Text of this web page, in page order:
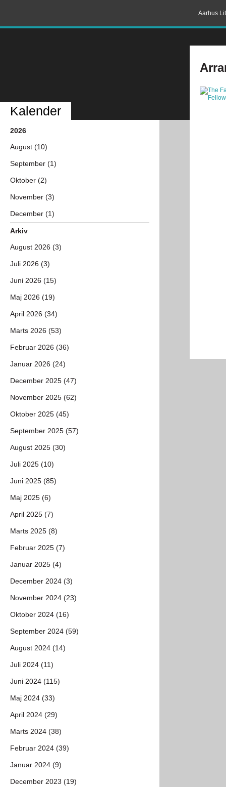
Aarhus
Kalender
2026
August (10)
September (1)
Oktober (2)
November (3)
December (1)
Arkiv
August 2026 (3)
Juli 2026 (3)
Juni 2026 (15)
Maj 2026 (19)
April 2026 (34)
Marts 2026 (53)
Februar 2026 (36)
Januar 2026 (24)
December 2025 (47)
November 2025 (62)
Oktober 2025 (45)
September 2025 (57)
August 2025 (30)
Juli 2025 (10)
Juni 2025 (85)
Maj 2025 (6)
April 2025 (7)
Marts 2025 (8)
Februar 2025 (7)
Januar 2025 (4)
December 2024 (3)
November 2024 (23)
Oktober 2024 (16)
September 2024 (59)
August 2024 (14)
Juli 2024 (11)
Juni 2024 (115)
Maj 2024 (33)
April 2024 (29)
Marts 2024 (38)
Februar 2024 (39)
Januar 2024 (9)
December 2023 (19)